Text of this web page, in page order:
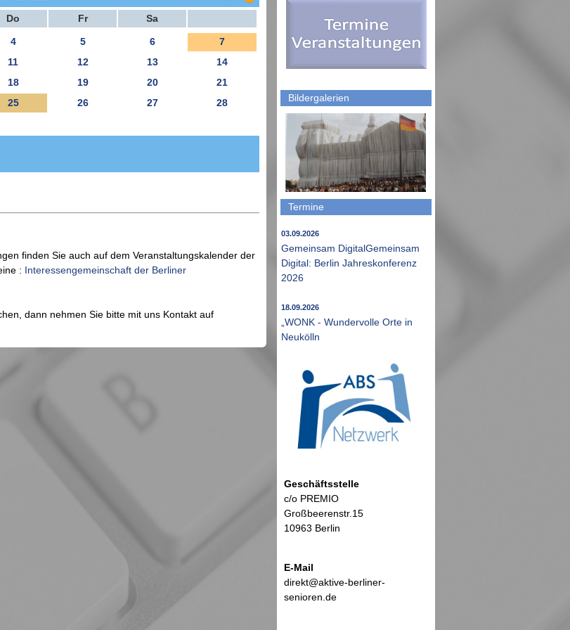
Do Fr Sa
4 5 6
7
11 12 13
14
18 19 20
21
25 26 27
28
finden Sie auch auf dem Veranstaltungskalender der
: Interessengemeinschaft der Berliner
dann nehmen Sie bitte mit uns Kontakt auf
Bildergalerien
Termine
03.09.2026
Gemeinsam DigitalGemeinsam
Digital: Berlin Jahreskonferenz
2026
18.09.2026
„WONK - Wundervolle Orte in
Neukölln
Geschäftsstelle
c/o PREMIO
Großbeerenstr.15
10963 Berlin
E-Mail
direkt@aktive-berliner-
senioren.de